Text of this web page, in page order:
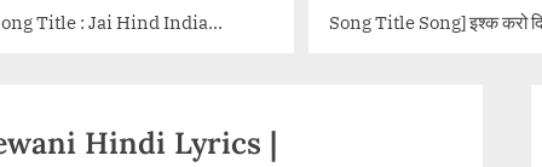
Song Title Song] इश्क करो दिल से
wrap"><a
Song
Hindi Lyrics |